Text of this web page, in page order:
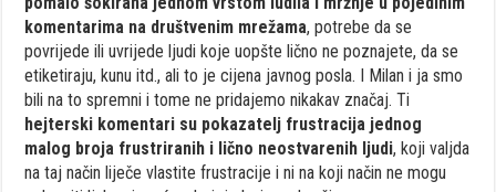
komentarima na društvenim mrežama, potrebe da se
povrijede ili uvrijede ljudi koje uopšte lično ne poznajete, da se
etiketiraju, kunu itd., ali to je cijena javnog posla. I Milan i ja smo
bili na to spremni i tome ne pridajemo nikakav značaj. Ti
hejterski komentari su pokazatelj frustracija jednog
malog broja frustriranih i lično neostvarenih ljudi, koji valjda
na taj način liječe vlastite frustracije i ni na koji način ne mogu